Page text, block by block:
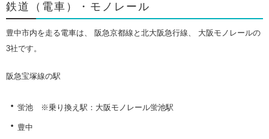
鉄道（電車）・モノレール
豊中市内を走る電車は、 阪急京都線と北大阪急行線、 大阪モノレールの
3社です。
阪急宝塚線の駅
・ 蛍池 ※乗り換え駅：大阪モノレール蛍池駅
・ 豊中